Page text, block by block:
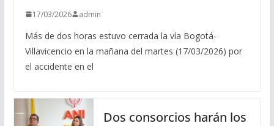
17/03/2026 admin
Más de dos horas estuvo cerrada la vía Bogotá-
Villavicencio en la mañana del martes (17/03/2026) por
el accidente en el
Dos consorcios harán los